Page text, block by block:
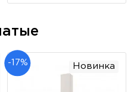
-17% Новинка